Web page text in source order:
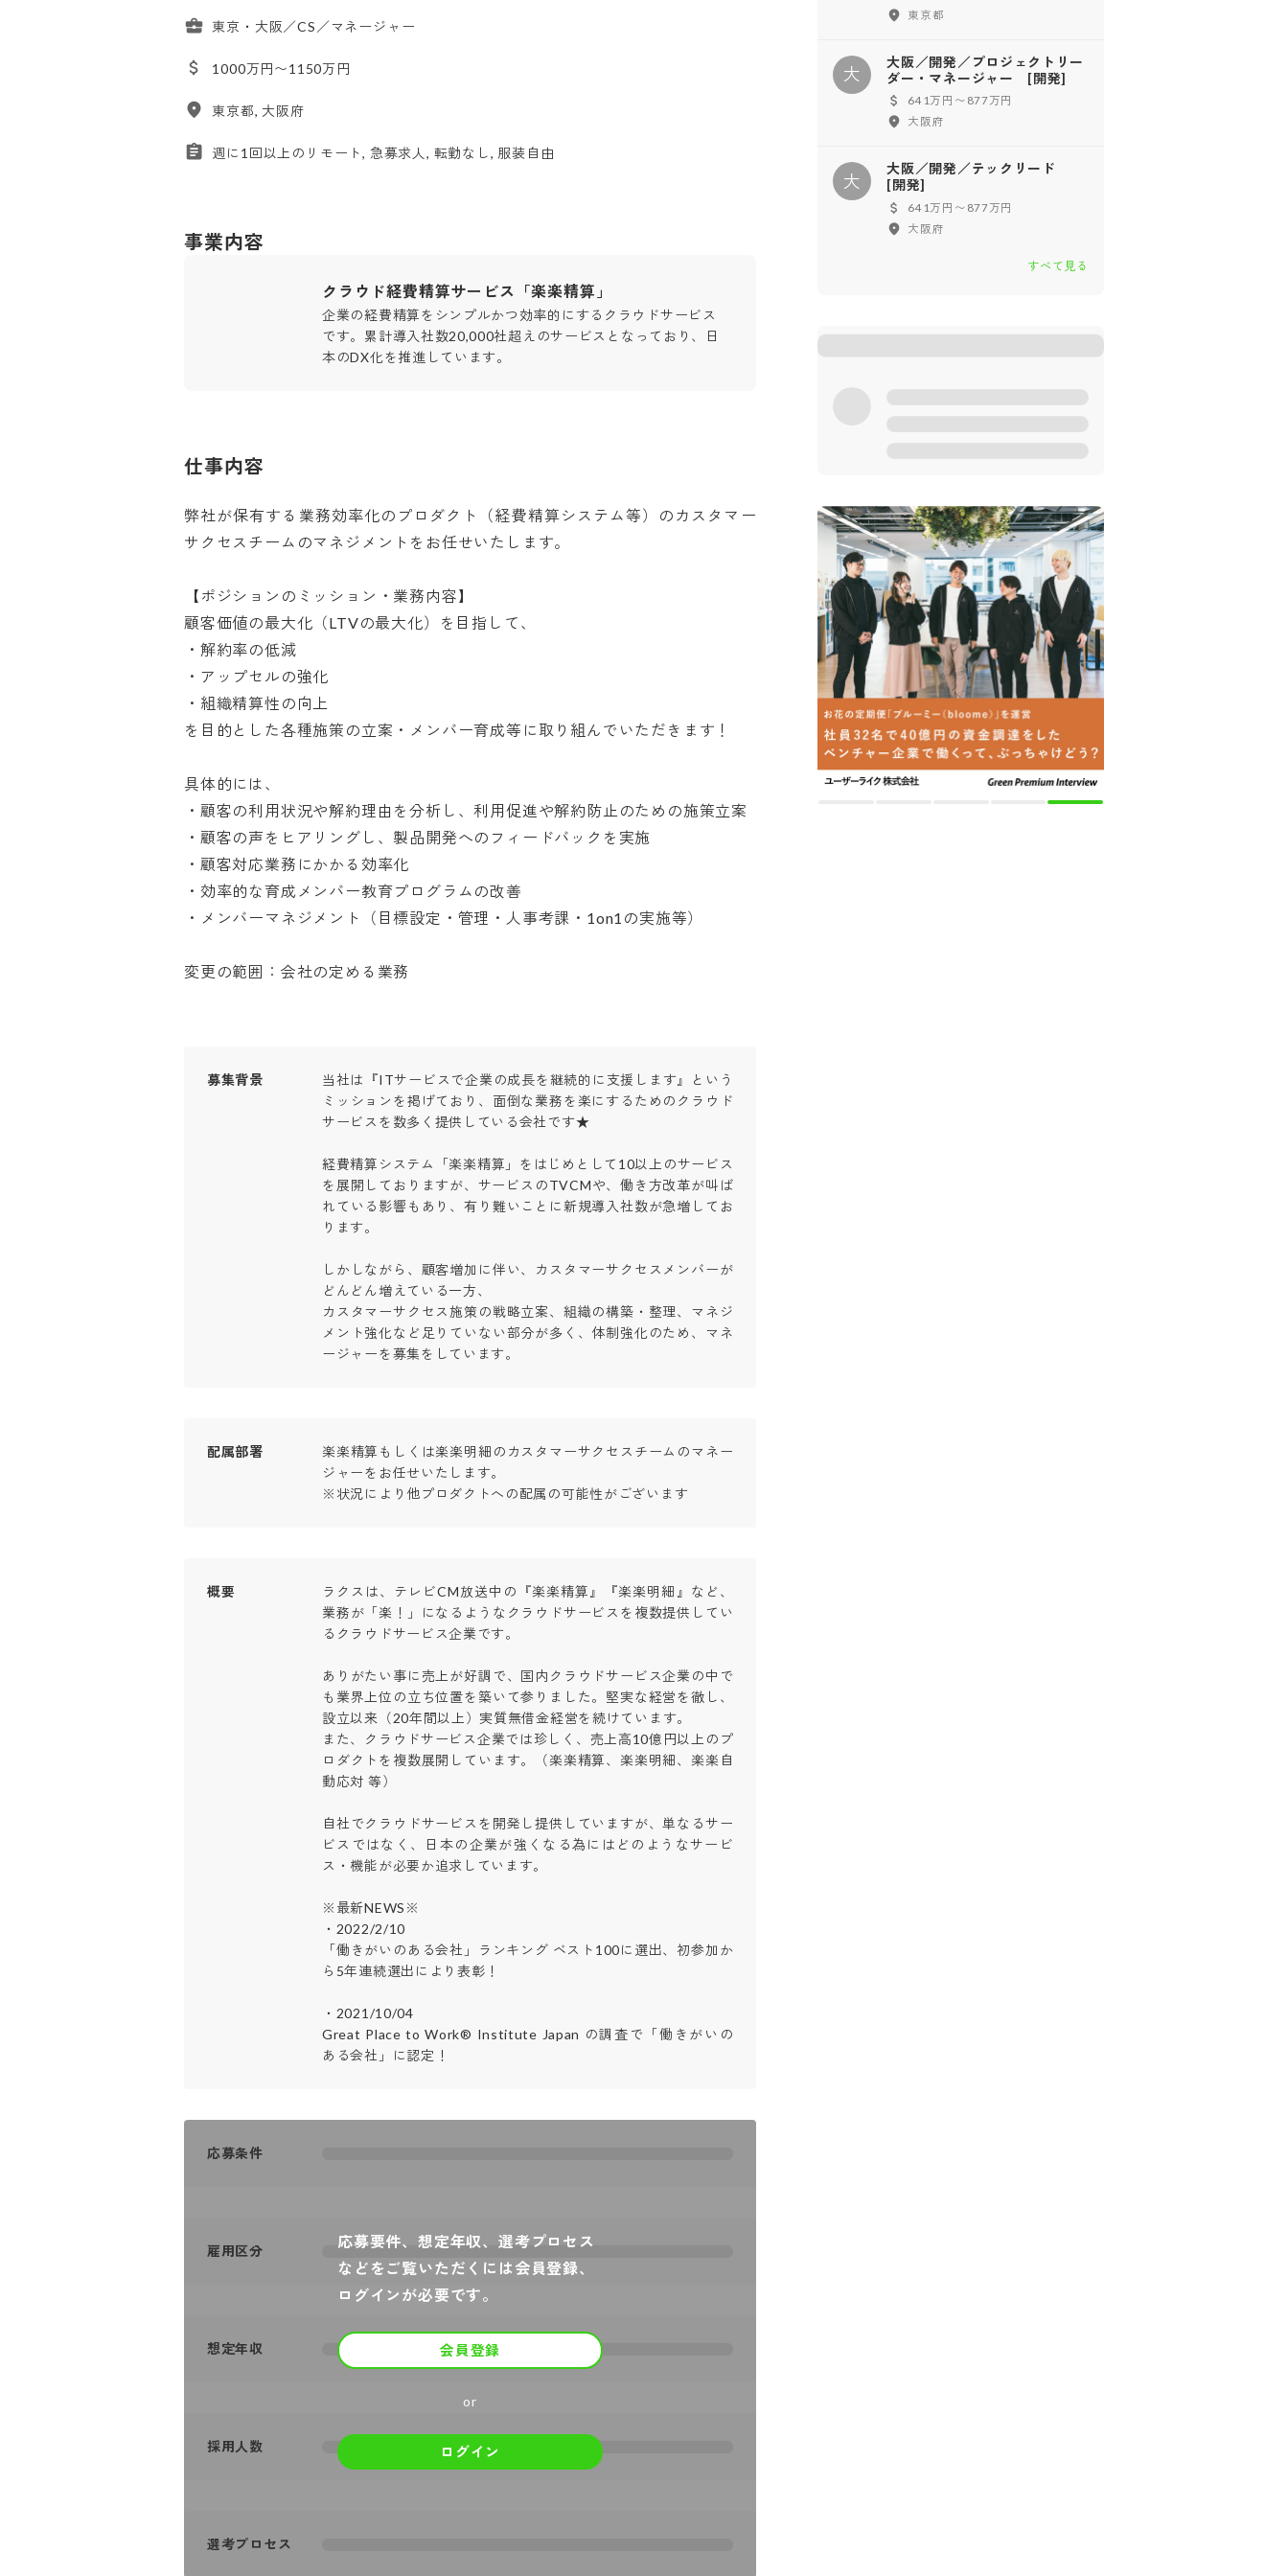
東京・大阪／CS／マネージャー
1000万円〜1150万円
東京都, 大阪府
週に1回以上のリモート, 急募求人, 転勤なし, 服装自由
事業内容
クラウド経費精算サービス「楽楽精算」
企業の経費精算をシンプルかつ効率的にするクラウドサービス
です。累計導入社数20,000社超えのサービスとなっており、日
本のDX化を推進しています。
仕事内容
弊社が保有する業務効率化のプロダクト（経費精算システム等）のカスタマー
サクセスチームのマネジメントをお任せいたします。
【ポジションのミッション・業務内容】
顧客価値の最大化（LTVの最大化）を目指して、
・解約率の低減
・アップセルの強化
・組織精算性の向上
を目的とした各種施策の立案・メンバー育成等に取り組んでいただきます！
具体的には、
・顧客の利用状況や解約理由を分析し、利用促進や解約防止のための施策立案
・顧客の声をヒアリングし、製品開発へのフィードバックを実施
・顧客対応業務にかかる効率化
・効率的な育成メンバー教育プログラムの改善
・メンバーマネジメント（目標設定・管理・人事考課・1on1の実施等）
変更の範囲：会社の定める業務
募集背景
当社は『ITサービスで企業の成長を継続的に支援します』という
ミッションを掲げており、面倒な業務を楽にするためのクラウド
サービスを数多く提供している会社です★
経費精算システム「楽楽精算」をはじめとして10以上のサービス
を展開しておりますが、サービスのTVCMや、働き方改革が叫ば
れている影響もあり、有り難いことに新規導入社数が急増してお
ります。
しかしながら、顧客増加に伴い、カスタマーサクセスメンバーが
どんどん増えている一方、
カスタマーサクセス施策の戦略立案、組織の構築・整理、マネジ
メント強化など足りていない部分が多く、体制強化のため、マネ
ージャーを募集をしています。
配属部署
楽楽精算もしくは楽楽明細のカスタマーサクセスチームのマネー
ジャーをお任せいたします。
※状況により他プロダクトへの配属の可能性がございます
概要
ラクスは、テレビCM放送中の『楽楽精算』『楽楽明細』など、
業務が「楽！」になるようなクラウドサービスを複数提供してい
るクラウドサービス企業です。
ありがたい事に売上が好調で、国内クラウドサービス企業の中で
も業界上位の立ち位置を築いて参りました。堅実な経営を徹し、
設立以来（20年間以上）実質無借金経営を続けています。
また、クラウドサービス企業では珍しく、売上高10億円以上のプ
ロダクトを複数展開しています。（楽楽精算、楽楽明細、楽楽自
動応対 等）
自社でクラウドサービスを開発し提供していますが、単なるサー
ビスではなく、日本の企業が強くなる為にはどのようなサービ
ス・機能が必要か追求しています。
※最新NEWS※
・2022/2/10
「働きがいのある会社」ランキング ベスト100に選出、初参加か
ら5年連続選出により表彰！
・2021/10/04
Great Place to Work® Institute Japan の調査で「働きがいの
ある会社」に認定！
応募要件、想定年収、選考プロセス
などをご覧いただくには会員登録、
ログインが必要です。
会員登録
or
ログイン
応募条件
雇用区分
想定年収
採用人数
選考プロセス
東京都
大
大阪／開発／プロジェクトリー
ダー・マネージャー [開発]
641万円〜877万円
大阪府
大
大阪／開発／テックリード
[開発]
641万円〜877万円
大阪府
すべて見る